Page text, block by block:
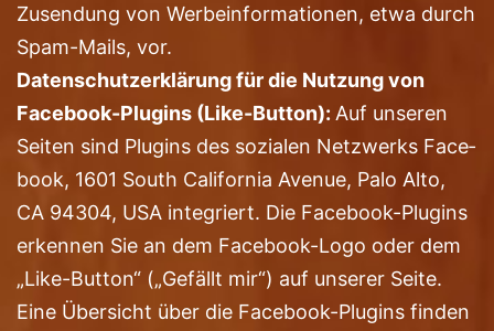
Zusen­dung von Wer­be­infor­ma­tio­nen, etwa durch
Spam-Mails, vor.
Daten­schutz­er­klä­rung für die Nut­zung von
Face­book-Plug­ins (Like-But­ton): Auf unse­ren
Sei­ten sind Plug­ins des sozia­len Netz­werks Face­
book, 1601 South Cali­for­nia Ave­nue, Palo Alto,
CA 94304, USA inte­griert. Die Face­book-Plug­ins
erken­nen Sie an dem Face­book-Logo oder dem
„Like-But­ton“ („Gefällt mir“) auf unse­rer Sei­te.
Eine Über­sicht über die Face­book-Plug­ins fin­den